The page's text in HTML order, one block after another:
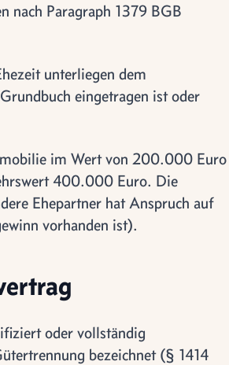
nach Paragraph 1379 BGB
unterliegen dem
eingetragen ist oder
im Wert von 200.000 Euro
400.000 Euro. Die
Ehepartner hat Anspruch auf
vorhanden ist).
oder vollständig
bezeichnet (§ 1414